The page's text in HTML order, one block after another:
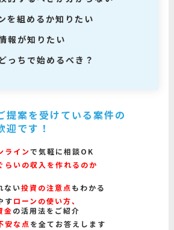
を組めるか知りたい
報が知りたい
っちで始めるべき？
提案を受けている案件の
迎です！
ラインで気軽に相談OK
らいの収入を作れるのか
ない投資の注意点 もわかる
すローンの使い方、
金の活用法をご紹介
安な点 を全てお答えします